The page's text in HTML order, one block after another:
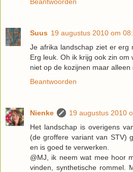
Suus 19 augustus 2010 om
Je afrika landschap ziet er erg
Erg leuk. Oh ik krijg ook zin
niet op de kozijnen maar
Beantwoorden
Nienke
19 augustus 2010
Het landschap is overigens
(de groffere variant van STV)
en is goed te verwerken.
@MJ, ik neem wat mee hoor
vinden, synthetische rommel.